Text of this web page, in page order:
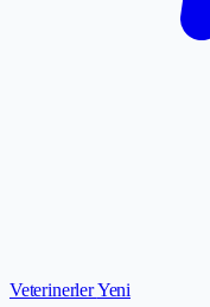
VeterinerlerYeni